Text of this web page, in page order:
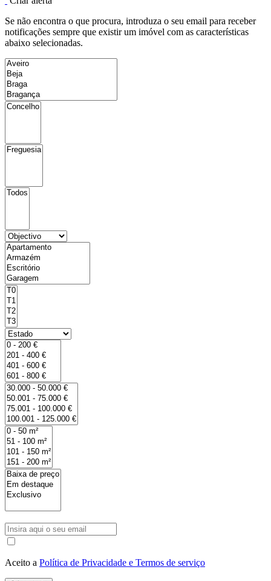
Se não encontra o que procura, introduza o seu email para receber
notificações sempre que existir um imóvel com as características
abaixo selecionadas.
Aceito a Política de Privacidade e Termos de serviço